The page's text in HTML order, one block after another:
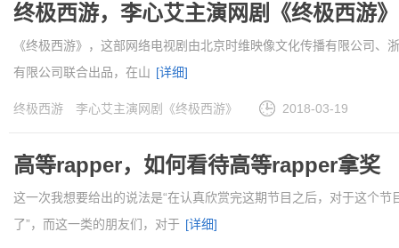
终极西游，李心艾主演网剧《终极西游》
《终极西游》，这部网络电视剧由北京时维映像文化传播有限公司
有限公司联合出品，在山 [详细]
终极西游 李心艾主演网剧《终极西游》 2018-03-19
高等rapper，如何看待高等rapper拿奖
这一次我想要给出的说法是“在认真欣赏完这期节目之后，对于这个
了”，而这一类的朋友们，对于 [详细]